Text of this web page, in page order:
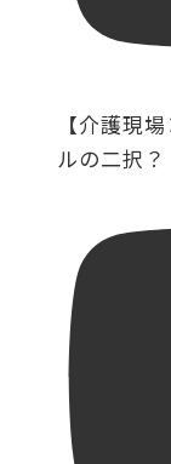
【介護現
ルの二択？